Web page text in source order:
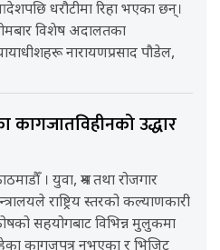
धरौटीमा रिहा भएका छन्।
विशेष अदालतका
नारायणप्रसाद पौडेल,
उद्धार
। युवा, श्रम तथा रोजगार
राष्ट्रिय स्तरको कल्याणकारी
सहयोगबाट विभिन्न मुलुकमा